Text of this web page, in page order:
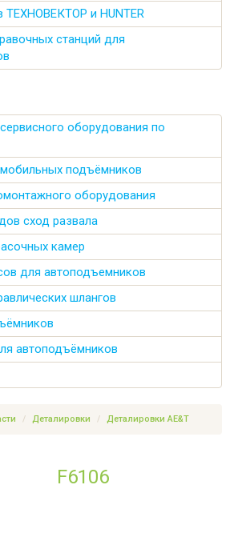
ТЕХНОВЕКТОР и HUNTER
станций для
оборудования по
подъёмников
оборудования
сход развала
камер
для автоподъемников
шлангов
автоподъёмников
Деталировки Деталировки AE&T
F6106